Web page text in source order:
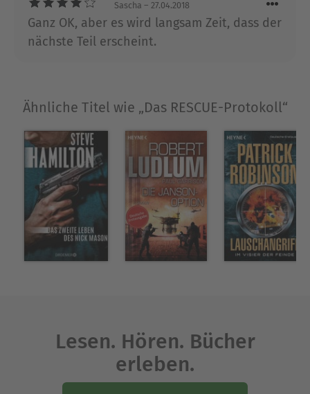
Sascha – 27.04.2018
Ganz OK, aber es wird langsam Zeit, dass der
nächste Teil erscheint.
Ähnliche Titel wie „Das RESCUE-Protokoll“
Lesen. Hören. Bücher
erleben.